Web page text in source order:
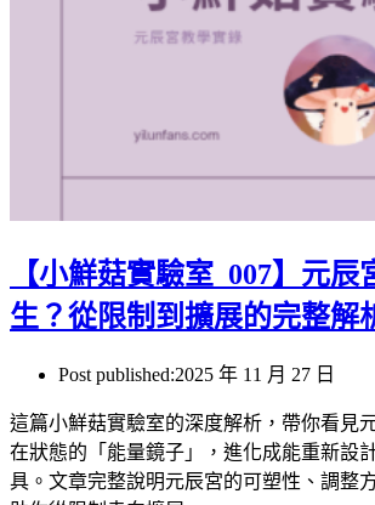
【小鮮菇實驗室_007】元
生？從限制到擴展的完整解
Post published:2025 年 11 月 27 日
這篇小鮮菇實驗室的深度解析，帶你看見
在狀態的「能量鏡子」，進化成能重新設
具。文章完整說明元辰宮的可塑性、調整